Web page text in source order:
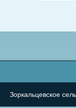
Зоркальцевское